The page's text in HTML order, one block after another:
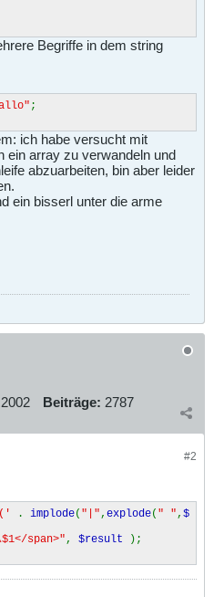
Begriffe in dem string
;
ich habe versucht mit
ein array zu verwandeln und
abzuarbeiten, bin aber leider
ein bisserl unter die arme
Beiträge: 2787
#2
. implode( "|" , explode( " " , $
span>" , $result );